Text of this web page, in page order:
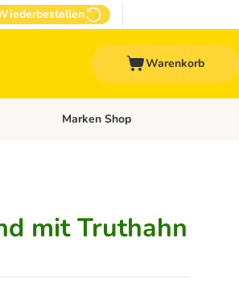
Warenkorb
Haustiere
Kategorie-Menü öffnen: Diätfutter
Marken Shop
mit Truthahn